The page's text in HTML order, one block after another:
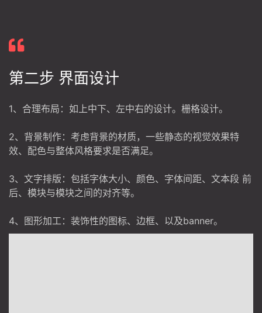
第二步 界面设计
1、合理布局：如上中下、左中右的设计。栅格设计。
2、背景制作：考虑背景的材质，一些静态的视觉效果特
效、配色与整体风格要求是否满足。
3、文字排版：包括字体大小、颜色、字体间距、文本段 前
后、模块与模块之间的对齐等。
4、图形加工：装饰性的图标、边框、以及banner。